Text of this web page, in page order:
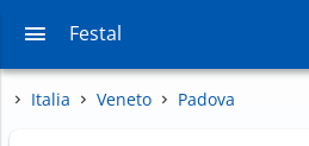
Festal
Italia Veneto Padova